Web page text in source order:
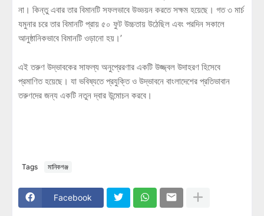
না। কিন্তু এবার তার বিমানটি সফলভাবে উড্ডয়ন করতে সক্ষম হয়েছে। গত ৩ মার্চ
যমুনার চরে তার বিমানটি প্রায় ৫০ ফুট উচ্চতায় উঠেছিল এবং পরদিন সকালে
আনুষ্ঠানিকভাবে বিমানটি ওড়ানো হয়।’
এই তরুণ উদ্ভাবকের সাফল্য অনুপ্রেরণার একটি উজ্জ্বল উদাহরণ হিসেবে
প্রমাণিত হয়েছে। যা ভবিষ্যতে প্রযুক্তি ও উদ্ভাবনে বাংলাদেশের প্রতিভাবান
তরুণদের জন্য একটি নতুন দ্বার উন্মোচন করবে।
Tags মানিকগঞ্জ
Facebook